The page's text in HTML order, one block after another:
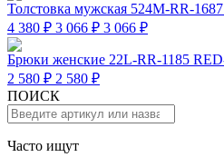
Толстовка мужская 524M-RR-
4 380 ₽ 3 066 ₽ 3 066 ₽
Брюки женские 22L-RR-1185
2 580 ₽ 2 580 ₽
ПОИСК
Часто ищут